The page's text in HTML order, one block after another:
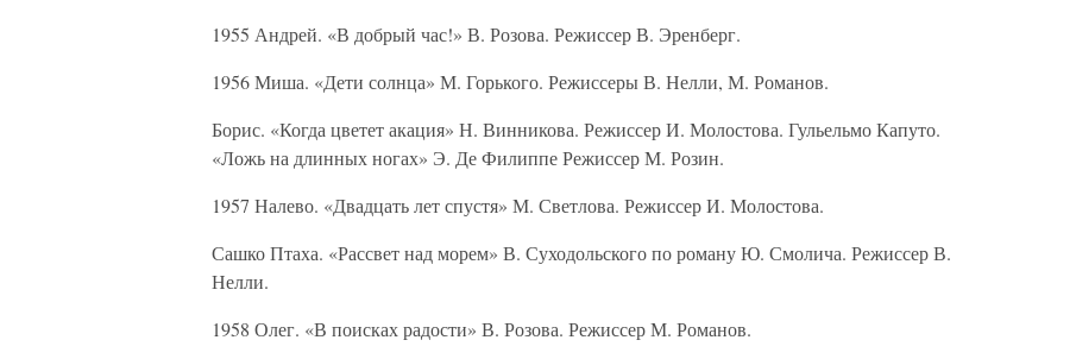
1955 Андрей. «В добрый час!» В. Розова. Режиссер В. Эренберг.
1956 Миша. «Дети солнца» М. Горького. Режиссеры В. Нелли, М. Романов.
Борис. «Когда цветет акация» Н. Винникова. Режиссер И. Молостова. Гульельмо Капуто.
«Ложь на длинных ногах» Э. Де Филиппе Режиссер М. Розин.
1957 Налево. «Двадцать лет спустя» М. Светлова. Режиссер И. Молостова.
Сашко Птаха. «Рассвет над морем» В. Суходольского по роману Ю. Смолича. Режиссер В.
Нелли.
1958 Олег. «В поисках радости» В. Розова. Режиссер М. Романов.